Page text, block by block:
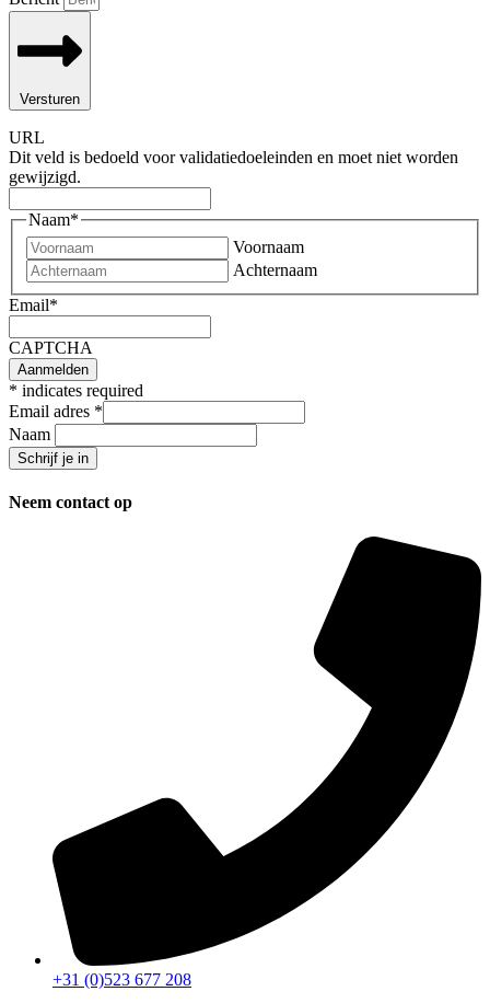
Versturen
URL
Dit veld is bedoeld voor validatiedoeleinden en moet niet worden
gewijzigd.
Naam*
Voornaam
Achternaam
Email*
CAPTCHA
* indicates required
Email adres *
Naam
Neem contact op
+31 (0)523 677 208